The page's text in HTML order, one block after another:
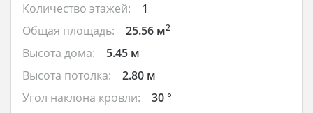
Количество этажей:
1
Общая площадь:
25.56 м2
Высота дома:
5.45 м
Высота потолка:
2.80 м
Угол наклона кровли:
30 °